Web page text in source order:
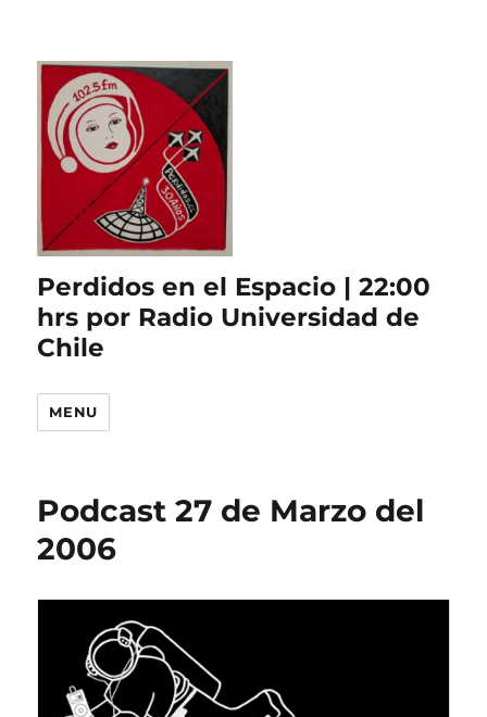
Perdidos en el Espacio | 22:00
hrs por Radio Universidad de
Chile
MENU
Podcast 27 de Marzo del
2006